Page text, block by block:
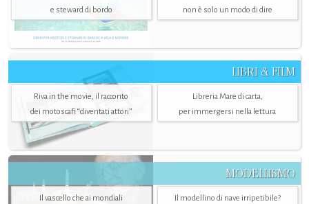
e steward di bordo
non è solo un modo di dire
LIBRI & FILM
Riva in the movie, il racconto
dei motoscafi “diventati attori”
Libreria Mare di carta,
per immergersi nella lettura
MODELLISMO
Il vascello che ai mondiali
Il modellino di nave irripetibile?